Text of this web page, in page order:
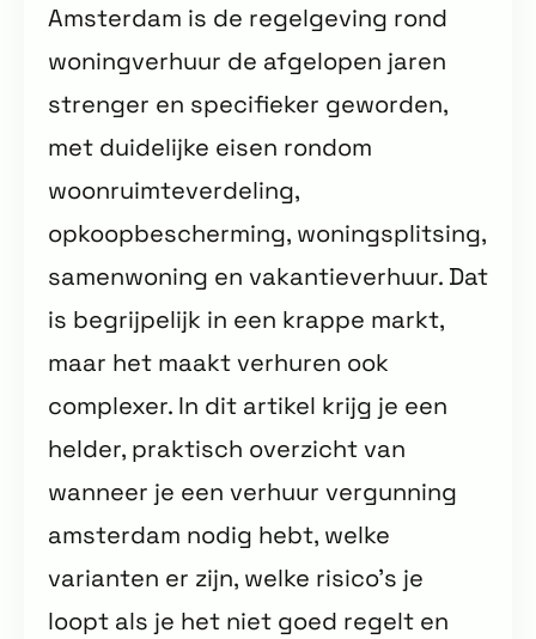
Amsterdam is de regelgeving rond
woningverhuur de afgelopen jaren
strenger en specifieker geworden,
met duidelijke eisen rondom
woonruimteverdeling,
opkoopbescherming, woningsplitsing,
samenwoning en vakantieverhuur. Dat
is begrijpelijk in een krappe markt,
maar het maakt verhuren ook
complexer. In dit artikel krijg je een
helder, praktisch overzicht van
wanneer je een verhuur vergunning
amsterdam nodig hebt, welke
varianten er zijn, welke risico’s je
loopt als je het niet goed regelt en